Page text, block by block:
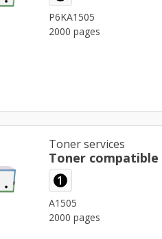
P6KA1505
2000 pages
Toner services
Toner compatible
1
A1505
2000 pages